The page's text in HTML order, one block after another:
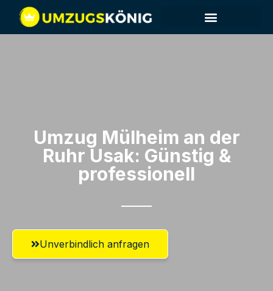
Umzug Mülheim an der
Ruhr​ Usak: Günstig &
professionell​
Unverbindlich anfragen